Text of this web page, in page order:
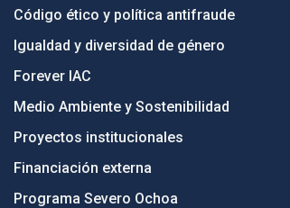
Código ético y política antifraude
Igualdad y diversidad de género
Forever IAC
Medio Ambiente y Sostenibilidad
Proyectos institucionales
Financiación externa
Programa Severo Ochoa